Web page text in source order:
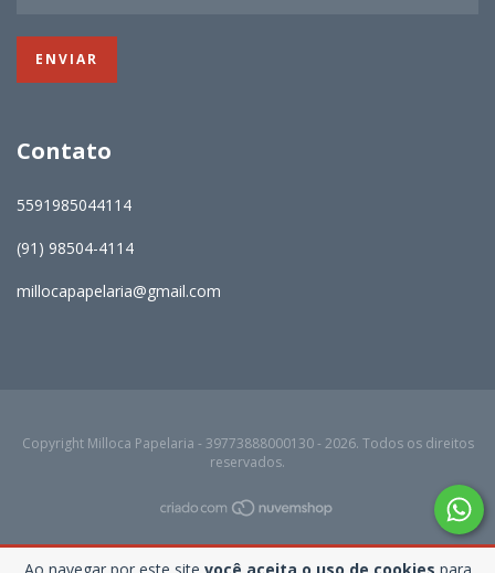
Contato
5591985044114
(91) 98504-4114
millocapapelaria@gmail.com
Copyright Milloca Papelaria - 39773888000130 - 2026. Todos os direitos
reservados.